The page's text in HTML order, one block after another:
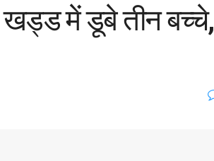
खड्ड में डूबे तीन बच्चे,